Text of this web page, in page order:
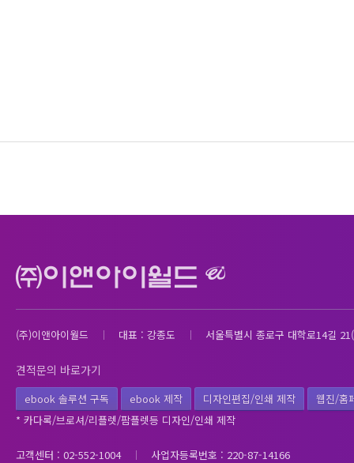
(주)이앤아이월드 대표 : 강종도 서울특별시 종로구 대학로14길
견적문의 바로가기
ebook 솔루션 구독 ebook 제작 디자인편집/인쇄 제작
웹진/홈
* 카다록/브로셔/리플렛/팜플렛등 디자인/인쇄 제작
고객센터 : 02-552-1004
사업자등록번호 : 220-87-14166